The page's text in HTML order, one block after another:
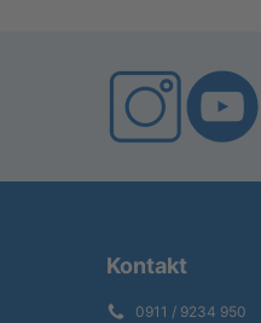
Kontakt
0911 / 9234 950